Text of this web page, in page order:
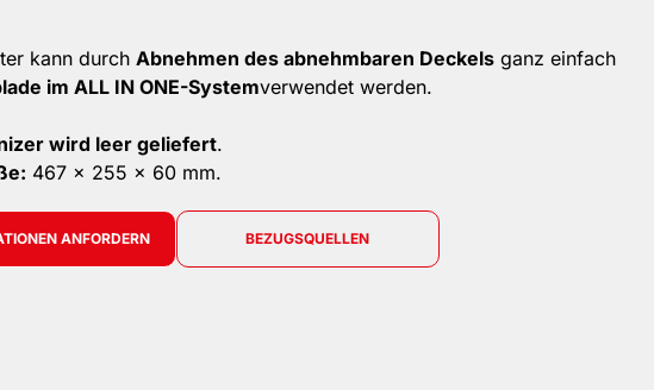
kann durch Abnehmen des abnehmbaren Deckelsganz einfach
im ALL IN ONE-Systemverwendet werden.
wird leer geliefert.
467 x 255 x 60 mm.
ANFORDERN BEZUGSQUELLEN